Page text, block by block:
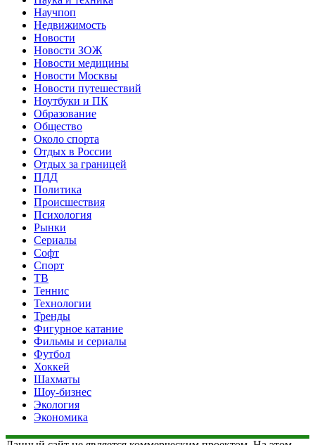
Научпоп
Недвижимость
Новости
Новости ЗОЖ
Новости медицины
Новости Москвы
Новости путешествий
Ноутбуки и ПК
Образование
Общество
Около спорта
Отдых в России
Отдых за границей
ПДД
Политика
Происшествия
Психология
Рынки
Сериалы
Софт
Спорт
ТВ
Теннис
Технологии
Тренды
Фигурное катание
Фильмы и сериалы
Футбол
Хоккей
Шахматы
Шоу-бизнес
Экология
Экономика